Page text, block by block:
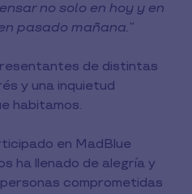
no solo en hoy y en
pasado mañana.”
de distintas
y una inquietud
habitamos.
en MadBlue
ha llenado de alegría y
comprometidas